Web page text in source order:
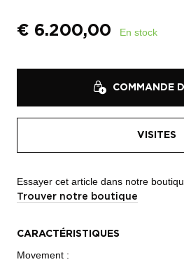
€ 6.200,00 En stock
COMMANDE
VISITES
Essayer cet article dans notre
Trouver notre boutique
CARACTÉRISTIQUES
Movement :